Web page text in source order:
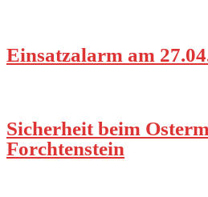
Einsatzalarm am
Sicherheit beim
Forchtenstein